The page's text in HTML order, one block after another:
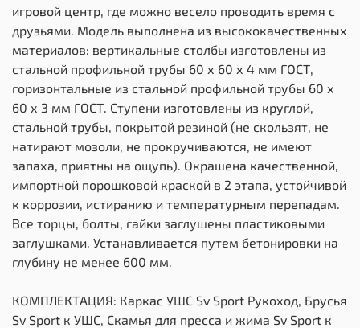
игровой центр, где можно весело проводить время с
друзьями. Модель выполнена из высококачественных
материалов: вертикальные столбы изготовлены из
стальной профильной трубы 60 х 60 х 4 мм ГОСТ,
горизонтальные из стальной профильной трубы 60 х
60 х 3 мм ГОСТ. Ступени изготовлены из круглой,
стальной трубы, покрытой резиной (не скользят, не
натирают мозоли, не прокручиваются, не имеют
запаха, приятны на ощупь). Окрашена качественной,
импортной порошковой краской в 2 этапа, устойчивой
к коррозии, истиранию и температурным перепадам.
Все торцы, болты, гайки заглушены пластиковыми
заглушками. Устанавливается путем бетонировки на
глубину не менее 600 мм.
КОМПЛЕКТАЦИЯ: Каркас УШС Sv Sport Рукоход, Брусья
Sv Sport к УШС, Скамья для пресса и жима Sv Sport к